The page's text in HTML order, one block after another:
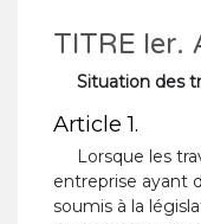
TITRE Ier.
Situation des
Article 1.
Lorsque les
entreprise ayant
soumis à la